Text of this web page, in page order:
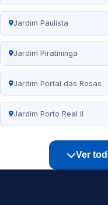
Jardim Paulista
Jardim Piratininga
Jardim Portal das Rosas
Jardim Porto Real II
Ver